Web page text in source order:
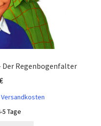
Der Regenbogenfalter
Versandkosten
5 Tage